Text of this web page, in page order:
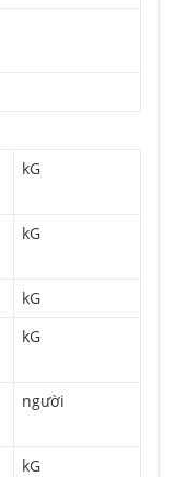
kG
kG
kG
kG
người
kG